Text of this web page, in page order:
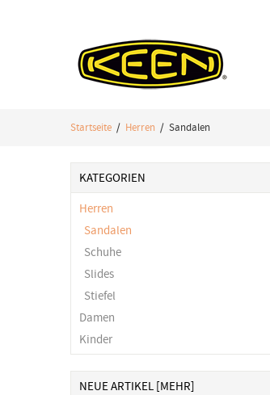
Startseite / Herren / Sandalen
KATEGORIEN
Herren
Sandalen
Schuhe
Slides
Stiefel
Damen
Kinder
NEUE ARTIKEL [MEHR]